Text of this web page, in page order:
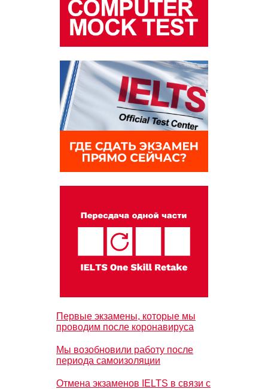
Первые экзамены, которые мы
проводим после коронавируса
Мы возобновили работу после
периода самоизоляции
Отмена экзаменов IELTS в связи с